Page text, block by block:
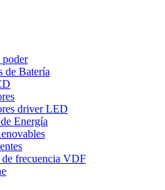
poder
de Batería
driver LED
Energía
frecuencia VDF